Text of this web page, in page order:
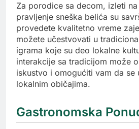
Za porodice sa decom, izleti
pravljenje sneška belića su
provedete kvalitetno vreme
možete učestvovati u
igrama koje su deo lokalne
interakcije sa tradicijom može
iskustvo i omogućiti vam da se
lokalnim običajima.
Gastronomska